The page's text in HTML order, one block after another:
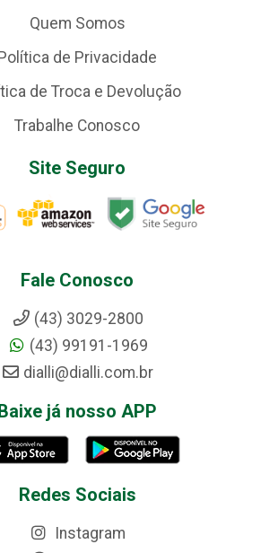
Quem Somos
de Privacidade
de Troca e Devolução
Trabalhe Conosco
Site Seguro
Fale Conosco
(43) 3029-2800
(43) 99191-1969
dialli@dialli.com.br
já nosso APP
Redes Sociais
Instagram